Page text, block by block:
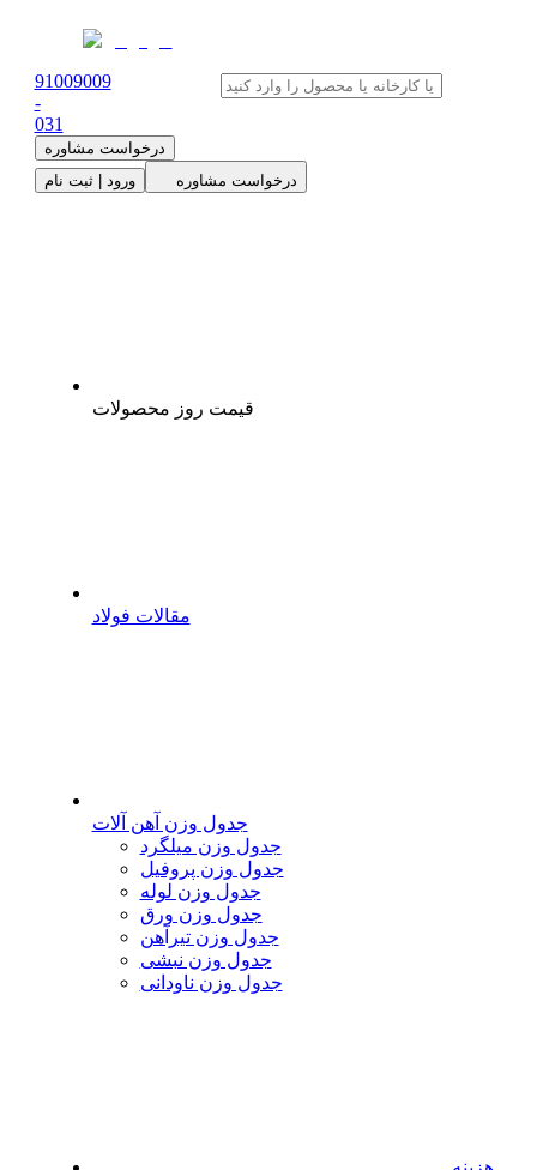
91009009
-
031
درخواست مشاوره
ورود | ثبت نام
درخواست مشاوره
قیمت روز محصولات
مقالات فولاد
جدول وزن آهن آلات
جدول وزن میلگرد
جدول وزن پروفیل
جدول وزن لوله
جدول وزن ورق
جدول وزن تیرآهن
جدول وزن نبشی
جدول وزن ناودانی